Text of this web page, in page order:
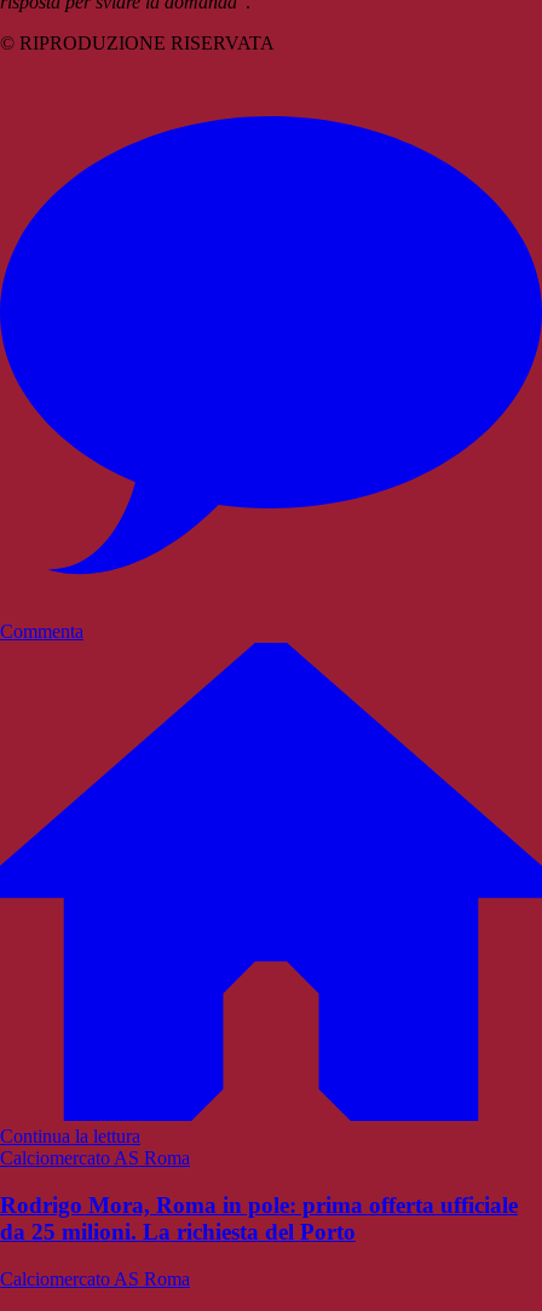
© RIPRODUZIONE RISERVATA
Commenta
Continua la lettura
Calciomercato AS Roma
Rodrigo Mora, Roma in pole: prima offerta ufficiale
da 25 milioni. La richiesta del Porto
Calciomercato AS Roma